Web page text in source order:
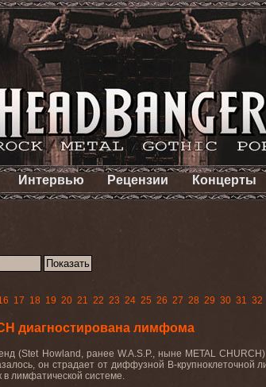
Интервью Рецензии Концерты
17 18 19 20 21 22 23 24 25 26 27 28 29 30 31 32
диагностирована лимфома
(Stet Howland , ранее W.A.S.P., ныне METAL CHURCH
он страдает от диффузной B-крупноклеточной
в лимфатической системе.